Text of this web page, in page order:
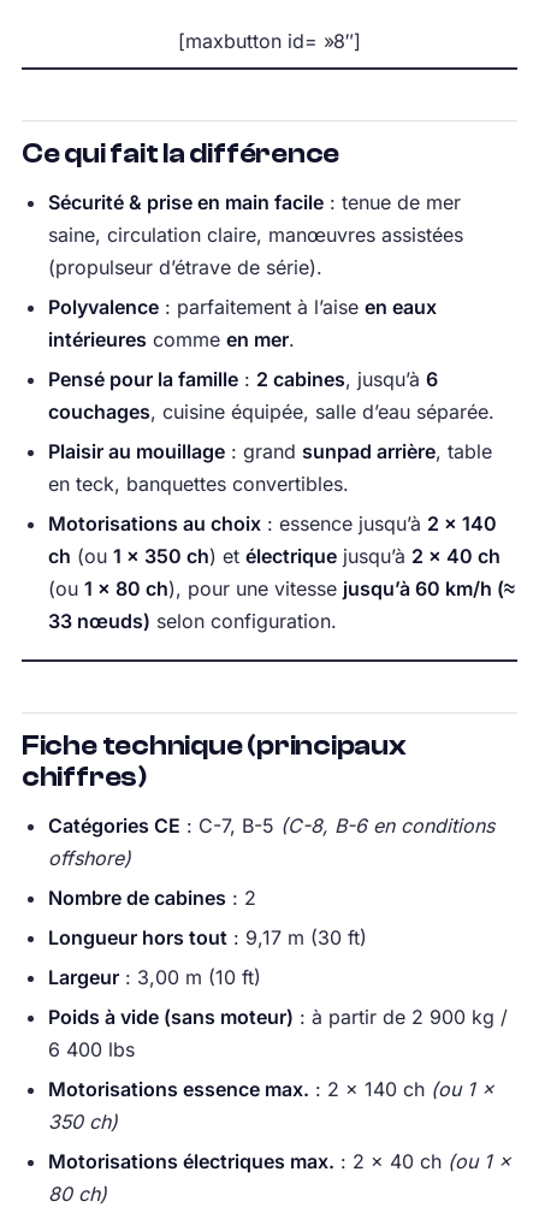
[maxbutton id= »8″]
Ce qui fait la différence
Sécurité & prise en main facile: tenue de mer
saine, circulation claire, manœuvres assistées
(propulseur d’étrave de série).
Polyvalence: parfaitement à l’aise en eaux
intérieures comme en mer.
Pensé pour la famille: 2 cabines, jusqu’à 6
couchages, cuisine équipée, salle d’eau séparée.
Plaisir au mouillage: grand sunpad arrière, table
en teck, banquettes convertibles.
Motorisations au choix: essence jusqu’à 2 × 140
ch (ou 1 × 350 ch) et électriquejusqu’à 2 × 40 ch
(ou 1 × 80 ch), pour une vitesse jusqu’à 60 km/h (≈
33 nœuds) selon configuration.
Fiche technique (principaux
chiffres)
Catégories CE : C-7, B-5 (C-8, B-6 en conditions
offshore)
Nombre de cabines : 2
Longueur hors tout : 9,17 m (30 ft)
Largeur: 3,00 m (10 ft)
Poids à vide (sans moteur) : à partir de 2 900 kg /
6 400 lbs
Motorisations essence max. : 2 × 140 ch (ou 1 ×
350 ch)
Motorisations électriques max. : 2 × 40 ch (ou 1 ×
80 ch)